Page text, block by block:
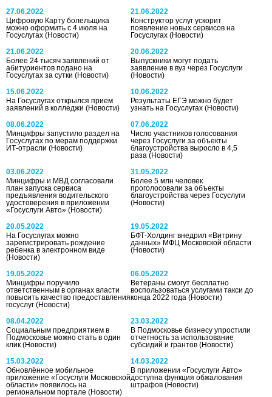
27.06.2022
Цифровую Карту болельщика
можно оформить с 4 июля на
Госуслугах (Новости)
21.06.2022
Конструктор услуг ускорит
появление новых сервисов на
Госуслугах(Новости)
21.06.2022
Более 24 тысяч заявлений от
абитуриентов подано на
Госуслугах за сутки (Новости)
20.06.2022
Выпускники могут подать
заявление в вуз через Госуслуги
(Новости)
15.06.2022
На Госуслугах открылся прием
заявлений в колледжи (Новости)
10.06.2022
Результаты ЕГЭ можно будет
узнать на Госуслугах(Новости)
08.06.2022
Минцифры запустило раздел на
Госуслугах по мерам поддержки
ИТ-отрасли (Новости)
07.06.2022
Число участников голосования
через Госуслуги за объекты
благоустройства выросло в 4,5
раза(Новости)
03.06.2022
Минцифры и МВД согласовали
план запуска сервиса
предъявления водительского
удостоверения в приложении
«Госуслуги Авто» (Новости)
31.05.2022
Более 5 млн человек
проголосовали за объекты
благоустройства через Госуслуги
(Новости)
20.05.2022
На Госуслугах можно
зарегистрировать рождение
ребенка в электронном виде
(Новости)
19.05.2022
БФТ-Холдинг внедрил «Витрину
данных» МФЦ Московской области
(Новости)
19.05.2022
Минцифры поручило
ответственным в органах власти
повысить качество предоставления
госуслуг (Новости)
06.05.2022
Ветераны смогут бесплатно
воспользоваться услугами такси до
конца 2022 года(Новости)
08.04.2022
Социальным предприятием в
Подмосковье можно стать в один
клик (Новости)
23.03.2022
В Подмосковье бизнесу упростили
отчетность за использование
субсидий и грантов(Новости)
15.03.2022
Обновлённое мобильное
приложение «Госуслуги Московской
области» появилось на
региональном портале (Новости)
14.03.2022
В приложении «Госуслуги Авто»
доступна функция обжалования
штрафов(Новости)